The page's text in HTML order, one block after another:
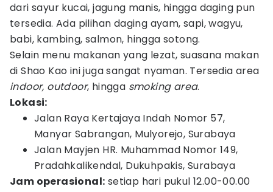
dari sayur kucai, jagung manis, hingga daging pun
tersedia. Ada pilihan daging ayam, sapi, wagyu,
babi, kambing, salmon, hingga sotong.
Selain menu makanan yang lezat, suasana makan
di Shao Kao ini juga sangat nyaman. Tersedia area
indoor, outdoor, hingga smoking area.
Lokasi:
Jalan Raya Kertajaya Indah Nomor 57,
Manyar Sabrangan, Mulyorejo, Surabaya
Jalan Mayjen HR. Muhammad Nomor 149,
Pradahkalikendal, Dukuhpakis, Surabaya
Jam operasional: setiap hari pukul 12.00-00.00